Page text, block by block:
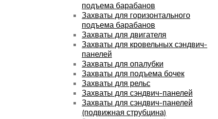
подъема барабанов
Захваты для горизонтального
подъема барабанов
Захваты для двигателя
Захваты для кровельных сэндвич-
панелей
Захваты для опалубки
Захваты для подъема бочек
Захваты для рельс
Захваты для сэндвич-панелей
Захваты для сэндвич-панелей
(подвижная струбцина)